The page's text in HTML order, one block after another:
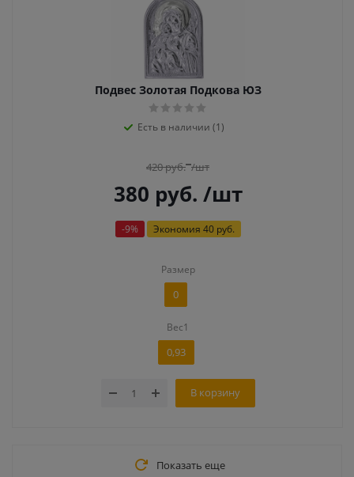
Подвес Золотая Подкова ЮЗ
Есть в наличии (1)
420руб. /шт
380 руб. /шт
-9% Экономия 40 руб.
Размер
0
Вес1
0,93
В корзину
Показать еще